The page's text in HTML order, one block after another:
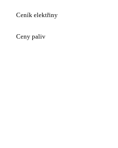
Ceník elektřiny
Ceny paliv